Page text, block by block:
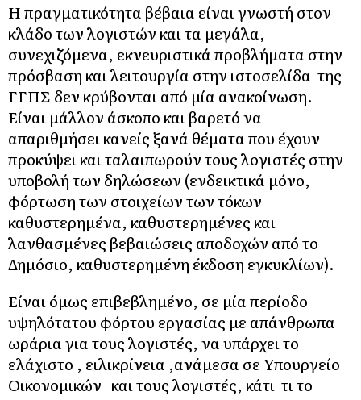
Η πραγματικότητα βέβαια είναι γνωστή στον
κλάδο των λογιστών και τα μεγάλα,
συνεχιζόμενα, εκνευριστικά προβλήματα στην
πρόσβαση και λειτουργία στην ιστοσελίδα της
ΓΓΠΣ δεν κρύβονται από μία ανακοίνωση.
Είναι μάλλον άσκοπο και βαρετό να
απαριθμήσει κανείς ξανά θέματα που έχουν
προκύψει και ταλαιπωρούν τους λογιστές στην
υποβολή των δηλώσεων (ενδεικτικά μόνο,
φόρτωση των στοιχείων των τόκων
καθυστερημένα, καθυστερημένες και
λανθασμένες βεβαιώσεις αποδοχών από το
Δημόσιο, καθυστερημένη έκδοση εγκυκλίων).
Είναι όμως επιβεβλημένο, σε μία περίοδο
υψηλότατου φόρτου εργασίας με απάνθρωπα
ωράρια για τους λογιστές, να υπάρχει το
ελάχιστο , ειλικρίνεια ,ανάμεσα σε Υπουργείο
Οικονομικών και τους λογιστές, κάτι τι το